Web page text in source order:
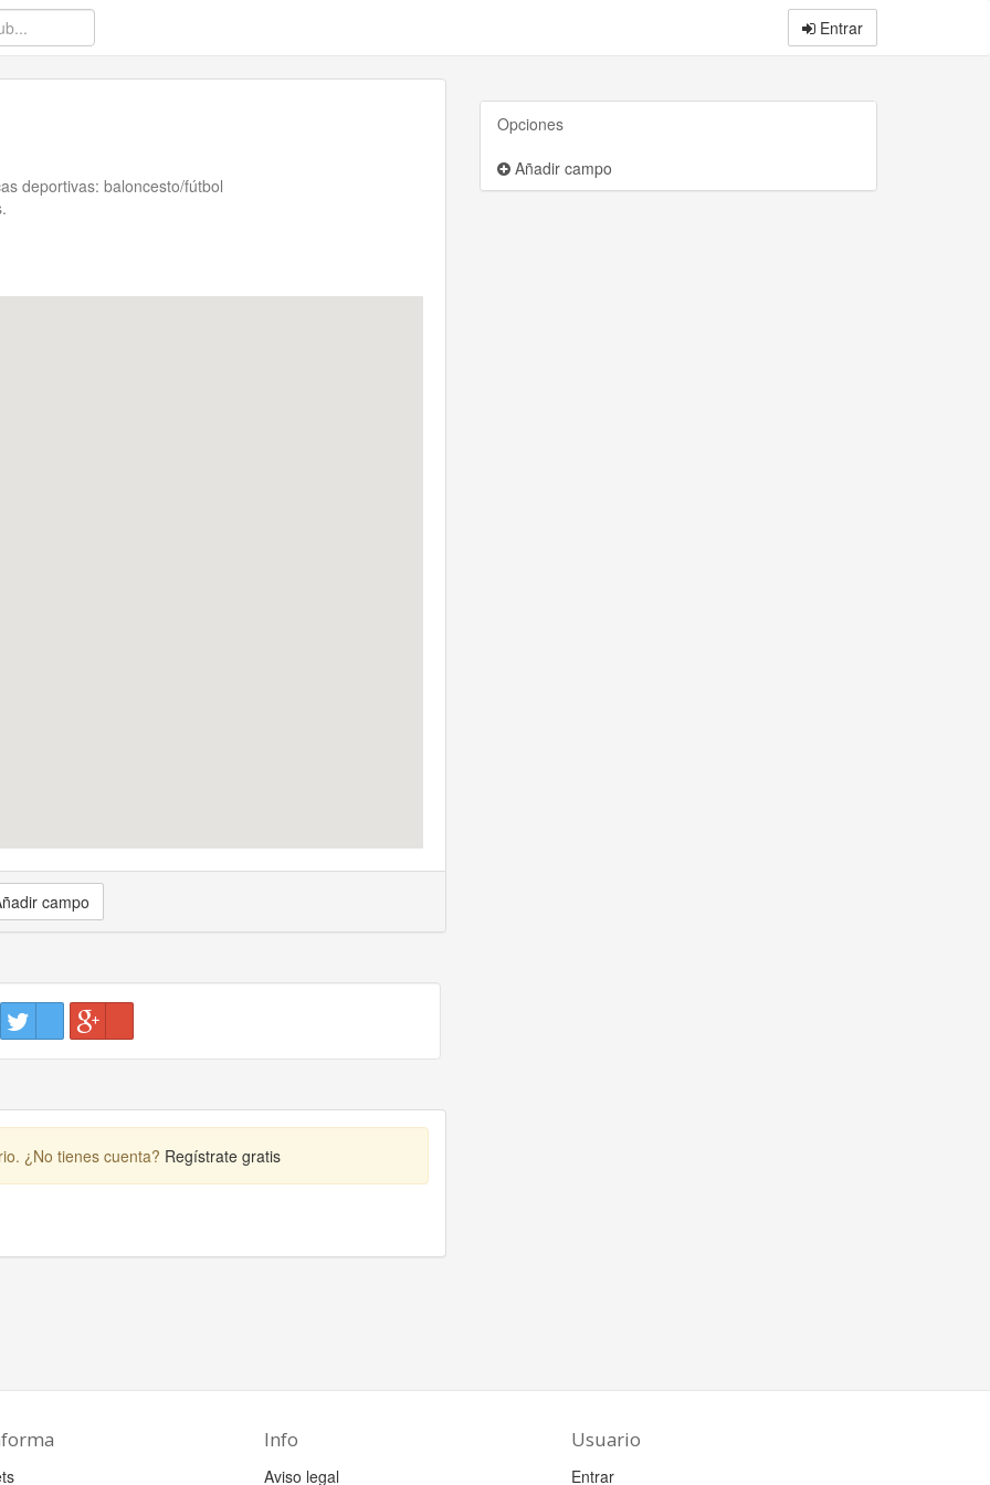
Entrar
deportivas: baloncesto/fútbol
campo
¿No tienes cuenta? Regístrate gratis
Opciones
Añadir campo
Info
Aviso legal
Usuario
Entrar